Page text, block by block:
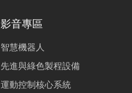
影音專區
智慧機器人
先進與綠色製程設備
運動控制核心系統